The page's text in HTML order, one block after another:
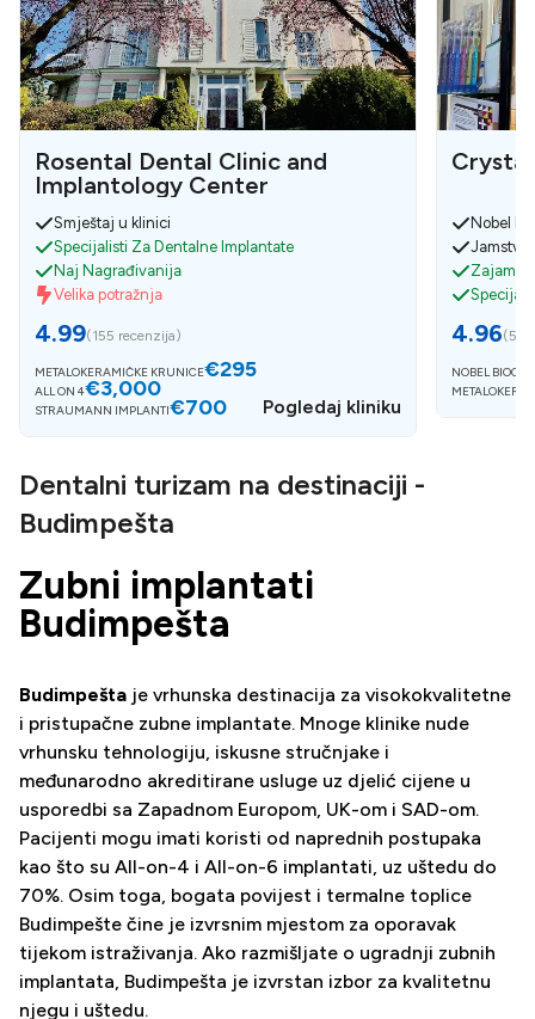
Rosental Dental Clinic and
Implantology Center
Smještaj u klinici
Specijalisti Za Dentalne Implantate
Naj Nagrađivanija
Velika potražnja
4.99(155 recenzija)
METALOKERAMIČKE KRUNICE€295
ALL ON 4€3,000
STRAUMANN IMPLANTI€700 Pogledaj kliniku
Nobel
Jamstvo
4.96(50
NOBEL
Dentalni turizam na destinaciji -
Budimpešta
Zubni implantati
Budimpešta
Budimpešta je vrhunska destinacija za visokokvalitetne
i pristupačne zubne implantate. Mnoge klinike nude
vrhunsku tehnologiju, iskusne stručnjake i
međunarodno akreditirane usluge uz djelić cijene u
usporedbi sa Zapadnom Europom, UK-om i SAD-om.
Pacijenti mogu imati koristi od naprednih postupaka
kao što su All-on-4 i All-on-6 implantati, uz uštedu do
70%. Osim toga, bogata povijest i termalne toplice
Budimpešte čine je izvrsnim mjestom za oporavak
tijekom istraživanja. Ako razmišljate o ugradnji zubnih
implantata, Budimpešta je izvrstan izbor za kvalitetnu
njegu i uštedu.